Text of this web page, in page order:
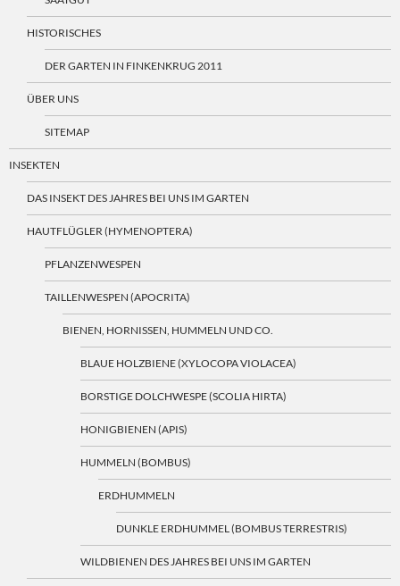
HISTORISCHES
DER GARTEN IN FINKENKRUG 2011
ÜBER UNS
SITEMAP
INSEKTEN
DAS INSEKT DES JAHRES BEI UNS IM GARTEN
HAUTFLÜGLER (HYMENOPTERA)
PFLANZENWESPEN
TAILLENWESPEN (APOCRITA)
BIENEN, HORNISSEN, HUMMELN UND CO.
BLAUE HOLZBIENE (XYLOCOPA VIOLACEA)
BORSTIGE DOLCHWESPE (SCOLIA HIRTA)
HONIGBIENEN (APIS)
HUMMELN (BOMBUS)
ERDHUMMELN
DUNKLE ERDHUMMEL (BOMBUS TERRESTRIS)
WILDBIENEN DES JAHRES BEI UNS IM GARTEN